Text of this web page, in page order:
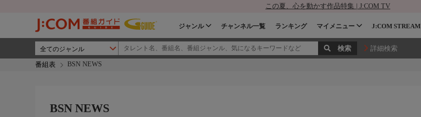
この夏、心を動かす作品特集 | J:COM TV
ジャンル チャンネル一覧 ランキング マイメニュー J:COM STREAM
詳細検索
番組表 BSN NEWS
BSN NEWS